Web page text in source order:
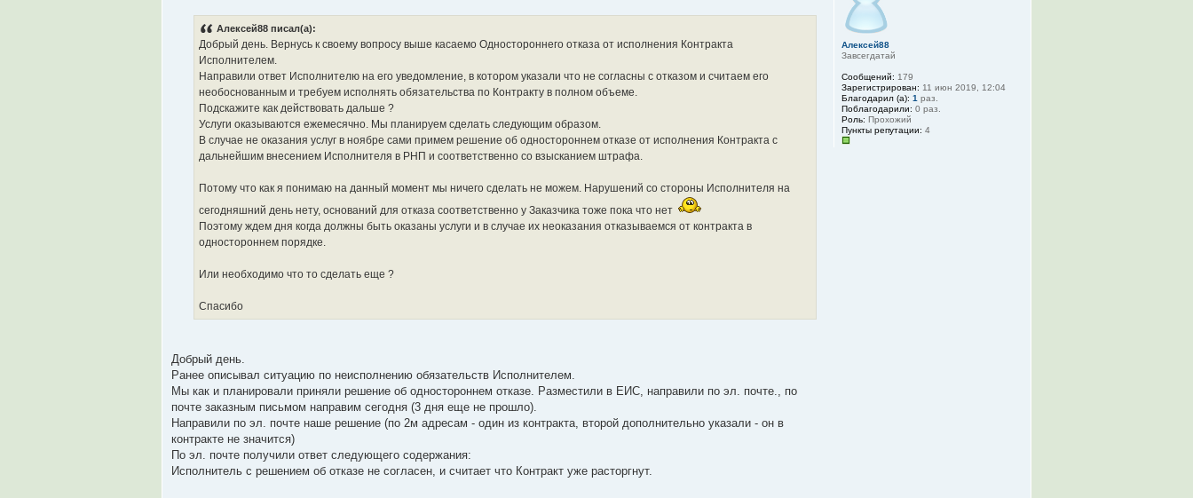
Алексей88 писал(а):
Добрый день. Вернусь к своему вопросу выше касаемо Одностороннего отказа от исполнения Контракта
Исполнителем.
Направили ответ Исполнителю на его уведомление, в котором указали что не согласны с отказом и считаем его
необоснованным и требуем исполнять обязательства по Контракту в полном объеме.
Подскажите как действовать дальше ?
Услуги оказываются ежемесячно. Мы планируем сделать следующим образом.
В случае не оказания услуг в ноябре сами примем решение об одностороннем отказе от исполнения Контракта с
дальнейшим внесением Исполнителя в РНП и соответственно со взысканием штрафа.
Потому что как я понимаю на данный момент мы ничего сделать не можем. Нарушений со стороны Исполнителя на
сегодняшний день нету, оснований для отказа соответственно у Заказчика тоже пока что нет
Поэтому ждем дня когда должны быть оказаны услуги и в случае их неоказания отказываемся от контракта в
одностороннем порядке.
Или необходимо что то сделать еще ?
Спасибо
Добрый день.
Ранее описывал ситуацию по неисполнению обязательств Исполнителем.
Мы как и планировали приняли решение об одностороннем отказе. Разместили в ЕИС, направили по эл. почте., по
почте заказным письмом направим сегодня (3 дня еще не прошло).
Направили по эл. почте наше решение (по 2м адресам - один из контракта, второй дополнительно указали - он в
контракте не значится)
По эл. почте получили ответ следующего содержания:
Исполнитель с решением об отказе не согласен, и считает что Контракт уже расторгнут.
Алексей88
Завсегдатай
Сообщений: 179
Зарегистрирован: 11 июн 2019, 12:04
Благодарил (а): 1 раз.
Поблагодарили: 0 раз.
Роль: Прохожий
Пункты репутации: 4